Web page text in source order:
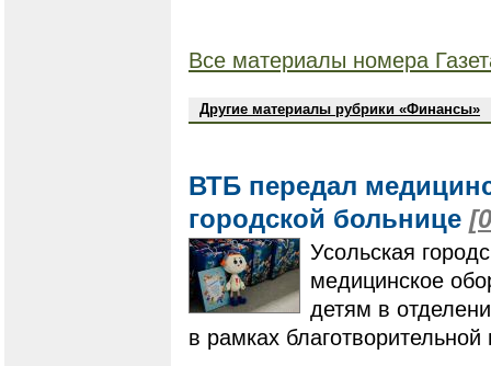
Все материалы номера
Другие материалы рубрики «Финансы»
ВТБ передал
городской больнице
Усольская
медицинское
детям в
в рамках